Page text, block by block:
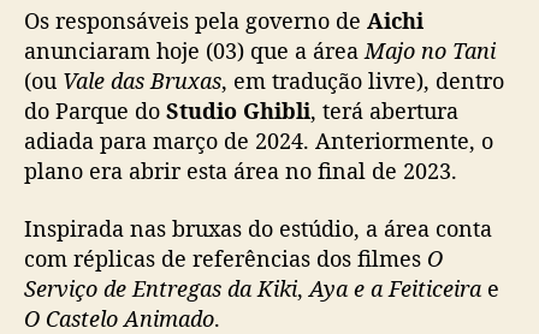
n
i
’
,
d
o
P
r
q
e
Os responsáveis pela governo de Aichi
anunciaram hoje (03) que a áreaMajo no Tani
(ou Vale das Bruxas, em tradução livre), dentro
do Parque do Studio Ghibli, terá abertura
adiada para março de 2024. Anteriormente, o
plano era abrir esta área no final de 2023.
Inspirada nas bruxas do estúdio, a área conta
com réplicas de referências dos filmes O
Serviço de Entregas da Kiki,Aya e a Feiticeira e
O Castelo Animado.